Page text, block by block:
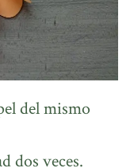
del mismo
dos veces.